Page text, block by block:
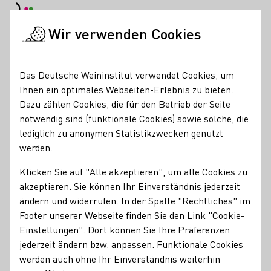
WeinAdvent im
Genießerhimmel
Remstal
Im Remstal beginnt die vorweihnachtliche Zeit mit einem
besonderen Genussprogramm: dem WeinAdvent. Vom 12.
November bis 31. Dezember verwandeln Weingüter und
Vinotheken des Remstal Tourismus e.V. ihre Höfe und
Verkaufsräume in stimmungsvolle Genussorte – mit
weihnachtlicher Dekoration und besonderen
Wir verwenden Cookies
Das Deutsche Weininstitut verwendet Cookies, um
Ihnen ein optimales Webseiten-Erlebnis zu bieten.
Dazu zählen Cookies, die für den Betrieb der Seite
notwendig sind (funktionale Cookies) sowie solche, die
lediglich zu anonymen Statistikzwecken genutzt
werden.
Klicken Sie auf "Alle akzeptieren", um alle Cookies zu
akzeptieren. Sie können Ihr Einverständnis jederzeit
ändern und widerrufen. In der Spalte "Rechtliches" im
Footer unserer Webseite finden Sie den Link "Cookie-
Einstellungen". Dort können Sie Ihre Präferenzen
jederzeit ändern bzw. anpassen. Funktionale Cookies
werden auch ohne Ihr Einverständnis weiterhin